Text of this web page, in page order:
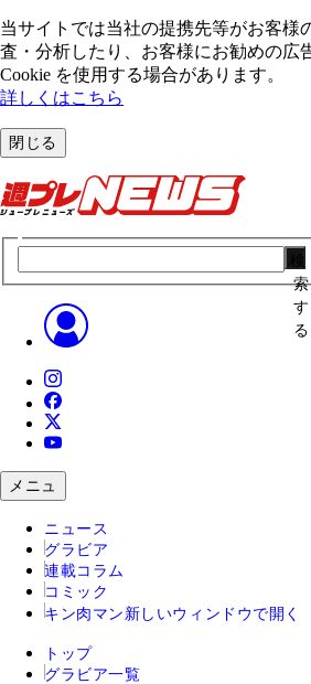
当サイトでは当社の提携先等がお客様
査・分析したり、お客様にお勧めの広
Cookie を使⽤する場合があります。
詳しくはこちら
閉じる
索
す
る
メニュ
ニュース
グラビア
連載コラム
コミック
キン肉マン 新しいウィンドウで開く
トップ
グラビア一覧